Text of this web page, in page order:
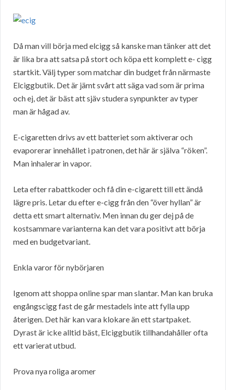
Då man vill börja med elcigg så kanske man tänker att det
är lika bra att satsa på stort och köpa ett komplett e- cigg
startkit. Välj typer som matchar din budget från närmaste
Elciggbutik. Det är jämt svårt att säga vad som är prima
och ej, det är bäst att sjäv studera synpunkter av typer
man är hågad av.
E-cigaretten drivs av ett batteriet som aktiverar och
evaporerar innehållet i patronen, det här är själva “röken”.
Man inhalerar in vapor.
Leta efter rabattkoder och få din e-cigarett till ett ändå
lägre pris. Letar du efter e-cigg från den “över hyllan” är
detta ett smart alternativ. Men innan du ger dej på de
kostsammare varianterna kan det vara positivt att börja
med en budgetvariant.
Enkla varor för nybörjaren
Igenom att shoppa online spar man slantar. Man kan bruka
engångscigg fast de går mestadels inte att fylla upp
återigen. Det här kan vara klokare än ett startpaket.
Dyrast är icke alltid bäst, Elciggbutik tillhandahåller ofta
ett varierat utbud.
Prova nya roliga aromer